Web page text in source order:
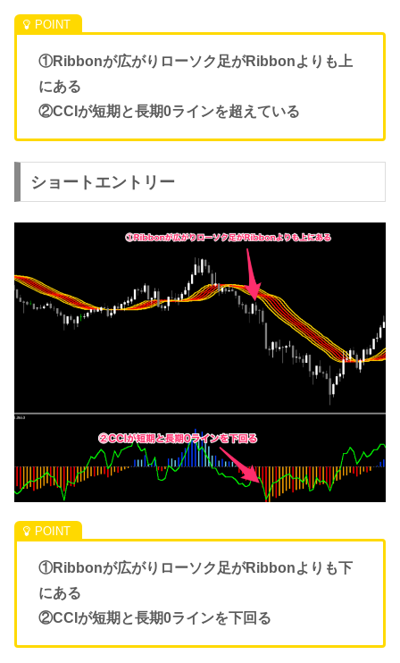
①Ribbonが広がりローソク足がRibbonよりも上
にある
②CCIが短期と長期0ラインを超えている
ショートエントリー
①Ribbonが広がりローソク足がRibbonよりも下
にある
②CCIが短期と長期0ラインを下回る